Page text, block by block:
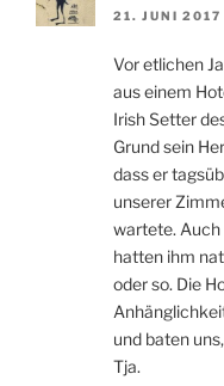
21. JUNI 2017
Vor etlichen
aus einem
Irish Setter
Grund sein
dass er
unserer
wartete. Auch
hatten ihm
oder so. Die
und baten
Tja.